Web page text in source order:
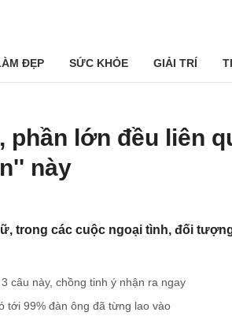
ĐẸP SỨC KHỎE GIẢI TRÍ
phần lớn đều liên
này
trong các cuộc ngoại tình, đối
câu này, chồng tinh ý nhận ra ngay
tới 99% đàn ông đã từng lao vào